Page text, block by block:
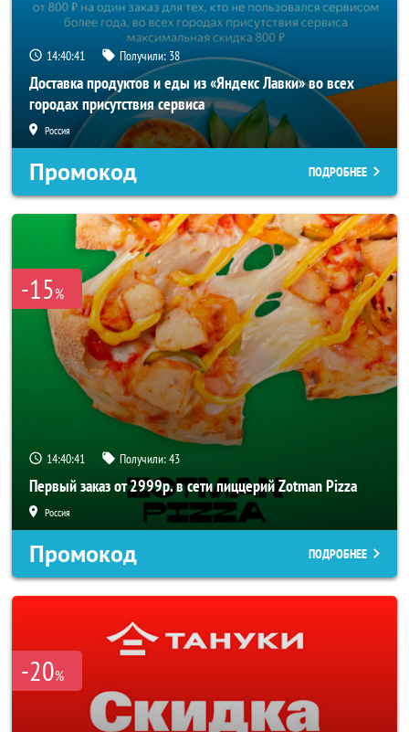
14:40:40 Получили: 38
Доставка продуктов и еды из «Яндекс Лавки» во всех
городах присутствия сервиса
Россия
Промокод ПОДРОБНЕЕ
-15%
14:40:40 Получили:43
Первый заказ от 2999р. в сети пиццерий Zotman Pizza
Россия
Промокод ПОДРОБНЕЕ
-20%